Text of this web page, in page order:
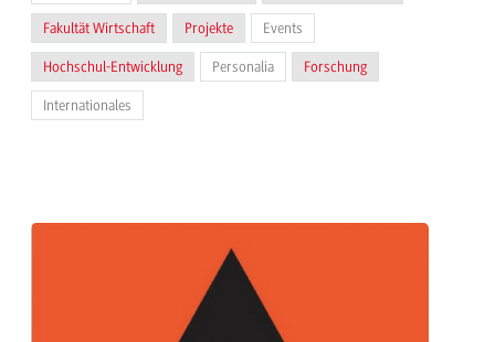
Fakultät Wirtschaft Projekte Events
Hochschul-Entwicklung Personalia Forschung
Internationales